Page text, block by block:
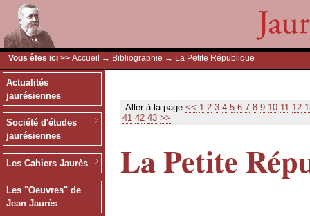
Vous êtes ici >> Accueil → Bibliographie → La Petite République
Actualités
jaurésiennes
Société d'études
jaurésiennes
Les Cahiers Jaurès
Les "Oeuvres" de
Jean Jaurès
Aller à la page << 1 2 3 4 5 6 7 8 9 10 11 12
41 42 43 >>
La Petite